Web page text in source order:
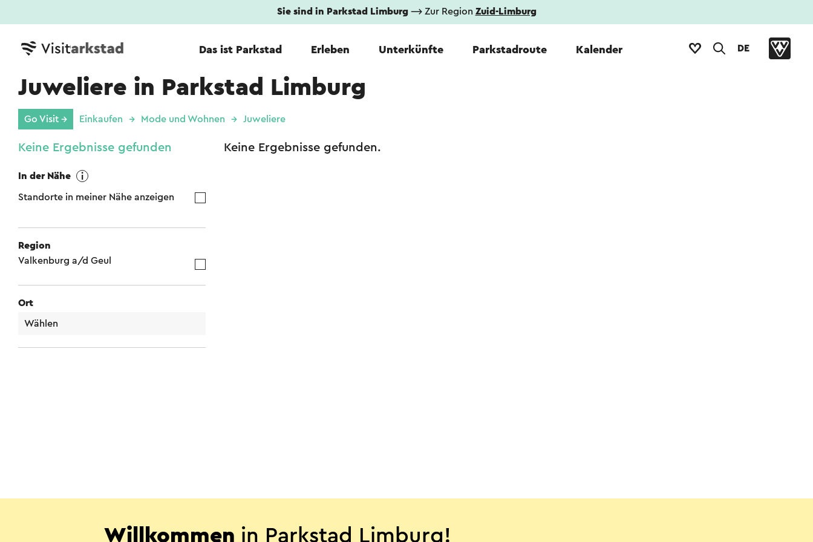
Sie sind in Parkstad Limburg⟶ Zur Region Zuid-Limburg
Das ist Parkstad Erleben Unterkünfte Parkstadroute Kalender DE
Juweliere in Parkstad Limburg
Go Visit → Einkaufen Mode und Wohnen Juweliere
Keine Ergebnisse gefunden
In der Nähe
Standorte in meiner Nähe anzeigen
Region
Valkenburg a/d Geul
Ort
Keine Ergebnisse gefunden.
Willkommen in Parkstad Limburg!